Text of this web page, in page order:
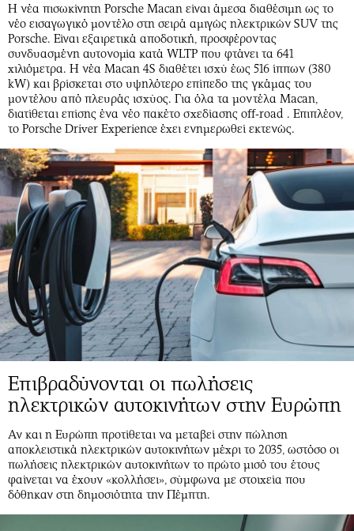
Η νέα πισωκίνητη Porsche Macan είναι άμεσα διαθέσιμη ως το
νέο εισαγωγικό μοντέλο στη σειρά αμιγώς ηλεκτρικών SUV της
Porsche. Είναι εξαιρετικά αποδοτική, προσφέροντας
συνδυασμένη αυτονομία κατά WLTP που φτάνει τα 641
χιλιόμετρα. Η νέα Macan 4S διαθέτει ισχύ έως 516 ίππων (380
kW) και βρίσκεται στο υψηλότερο επίπεδο της γκάμας του
μοντέλου από πλευράς ισχύος. Για όλα τα μοντέλα Macan,
διατίθεται επίσης ένα νέο πακέτο σχεδίασης off-road . Επιπλέον,
το Porsche Driver Experience έχει ενημερωθεί εκτενώς.
Επιβραδύνονται οι πωλήσεις
ηλεκτρικών αυτοκινήτων στην Ευρώπη
Αν και η Ευρώπη προτίθεται να μεταβεί στην πώληση
αποκλειστικά ηλεκτρικών αυτοκινήτων μέχρι το 2035, ωστόσο οι
πωλήσεις ηλεκτρικών αυτοκινήτων το πρώτο μισό του έτους
φαίνεται να έχουν «κολλήσει», σύμφωνα με στοιχεία που
δόθηκαν στη δημοσιότητα την Πέμπτη.